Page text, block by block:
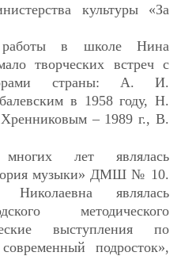
культуры «За
аботы в школе Нина
творческих встреч с
страны: А. И.
в 1958 году, Н.
– 1989 г., В.
лет являлась
музыки» ДМШ № 10.
являлась
методического
выступления по
подросток»,